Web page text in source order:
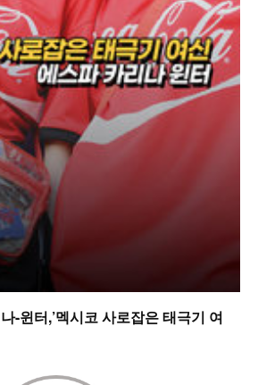
-윈터,’멕시코 사로잡은 태극기 여